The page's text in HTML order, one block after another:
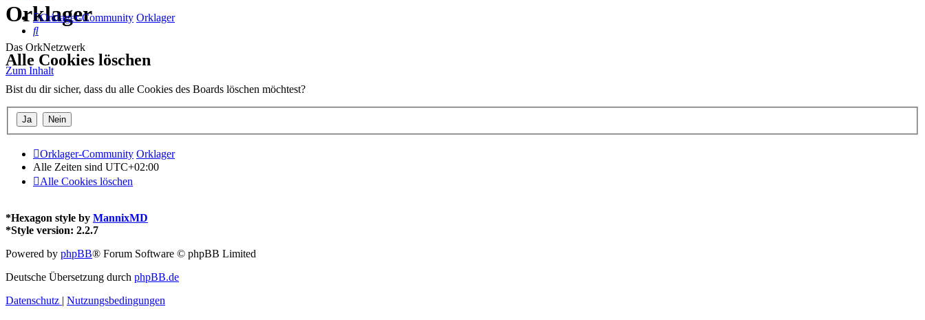
Orklager
Das OrkNetzwerk
Zum Inhalt
Orklager-Community Orklager
Suche
Alle Cookies löschen
Bist du dir sicher, dass du alle Cookies des Boards löschen möchtest?
Orklager-Community Orklager
Alle Zeiten sind UTC+02:00
Alle Cookies löschen
*Hexagon style by MannixMD
*Style version: 2.2.7
Powered by phpBB® Forum Software © phpBB Limited
Deutsche Übersetzung durch phpBB.de
Datenschutz | Nutzungsbedingungen